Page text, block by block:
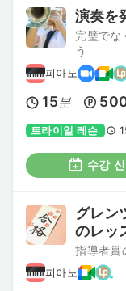
演奏を
完璧でな
う
피아노
15분
트라이얼 레슨
수강
グレン
のレッ
指導者賞
피아노